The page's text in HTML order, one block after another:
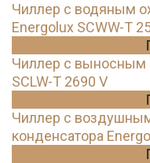
Чиллер с водяным
Energolux SCWW-T
Чиллер с выносным
SCLW-T 2690 V
Чиллер с
конденсатора